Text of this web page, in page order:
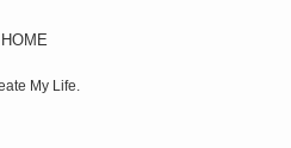
HOME
My Life.